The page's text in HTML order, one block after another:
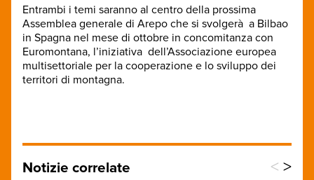
Entrambi i temi saranno al centro della prossima
Assemblea generale di Arepo che si svolgerà a Bilbao
in Spagna nel mese di ottobre in concomitanza con
Euromontana, l’iniziativa dell’Associazione europea
multisettoriale per la cooperazione e lo sviluppo dei
territori di montagna.
Notizie correlate < >